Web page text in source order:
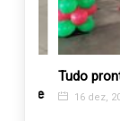
Tudo
16 dez, 2021